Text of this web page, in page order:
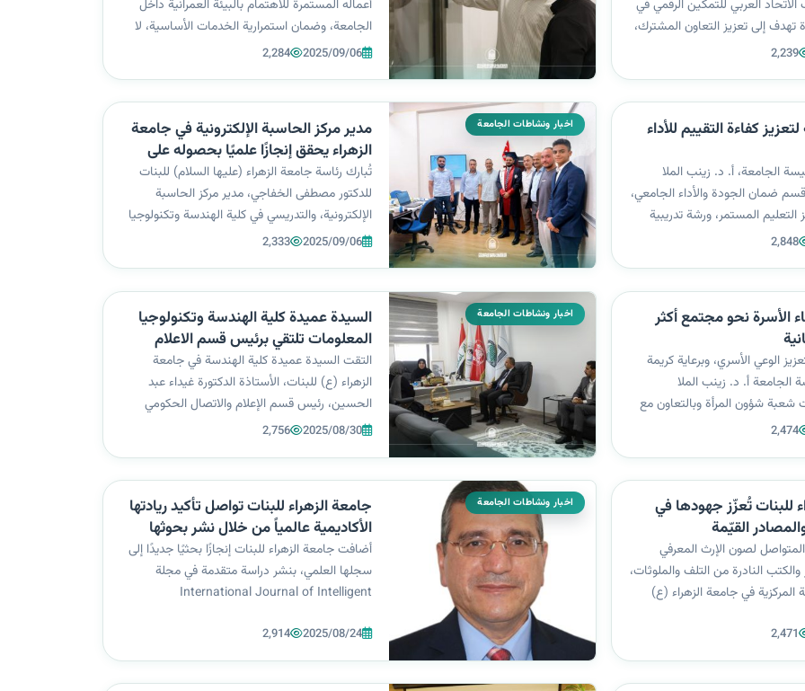
العربي للتمكين الرقمي في
تهدف إلى تعزيز التعاون المشترك،
الرقمي، واستثمار تقنيات2,239
أعماله المستمرة للاهتمام بالبيئة العمرانية داخل
الجامعة، وضمان استمرارية الخدمات الأساسية، لا
سيما في الأقسام الداخلية، بما يوفّر بيئة دراسية
2025/09/06
2,284
كفاءة التقييم للأداء
الجامعة، أ. د. زينب الملا
ضمان الجودة والأداء الجامعي،
التعليم المستمر، ورشة تدريبية
استمارة تقييم الأداء الجامعي”
2,848
اخبار ونشاطات الجامعة
مدير مركز الحاسبة الإلكترونية في جامعة
الزهراء يحقق إنجازًا علميًا بحصوله على
الدكتوراه من جامعة كارابوك
تُبارك رئاسة جامعة الزهراء (عليها السلام) للبنات
للدكتور مصطفى الخفاجي، مدير مركز الحاسبة
الإلكترونية، والتدريسي في كلية الهندسة وتكنولوجيا
المعلومات، حصوله على شهادة الدكتوراه من جامعة
2025/09/06
2,333
الأسرة نحو مجتمع أكثر
الوعي الأسري، وبرعاية كريمة
الجامعة أ. د. زينب الملا
شعبة شؤون المرأة وبالتعاون مع
ورشة علمية تحت عنوان:2,474
اخبار ونشاطات الجامعة
السيدة عميدة كلية الهندسة وتكنولوجيا
المعلومات تلتقي برئيس قسم الاعلام
بجامعة الزهراء للبنات
التقت السيدة عميدة كلية الهندسة في جامعة
الزهراء (ع) للبنات، الأستاذة الدكتورة غيداء عبد
الحسين، رئيس قسم الإعلام والاتصال الحكومي
الأستاذ أسامة بدر الجنابي وفريقه، في لقاء خُصص
2025/08/30
2,756
للبنات تُعزّز جهودها في
القيّمة
لصون الإرث المعرفي
النادرة من التلف والملوثات،
المركزية في جامعة الزهراء (ع)
التابع للعتبة الحسينية
حملة تعفير شاملة...
2,471
اخبار ونشاطات الجامعة
جامعة الزهراء للبنات تواصل تأكيد ريادتها
الأكاديمية عالمياً من خلال نشر بحوثها
العلمية
أضافت جامعة الزهراء للبنات إنجازًا بحثيًا جديدًا إلى
سجلها العلمي، بنشر دراسة متقدمة في مجلة
International Journal of Intelligent
الجامعات الساعية لترسيخ المعرفة الرصينة والارتقاء
بالب...
2025/08/24
2,914